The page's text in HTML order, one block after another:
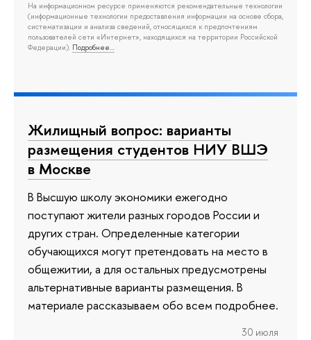
На информационном ресурсе применяются рекомендательные технологии
(информационные технологии предоставления информации на основе сбора,
систематизации и анализа сведений, относящихся к предпочтениям
пользователей сети «Интернет», находящихся на территории Российской
Федерации). Подробнее…
Жилищный вопрос: варианты
размещения студентов НИУ ВШЭ
в Москве
В Высшую школу экономики ежегодно
поступают жители разных городов России и
других стран. Определенные категории
обучающихся могут претендовать на место в
общежитии, а для остальных предусмотрены
альтернативные варианты размещения. В
материале рассказываем обо всем подробнее.
30 июля